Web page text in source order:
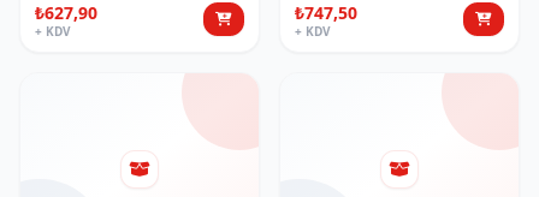
₺627,90
+ KDV
₺747,50
+ KDV